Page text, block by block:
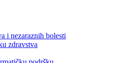
i nezaraznih bolesti
zdravstva